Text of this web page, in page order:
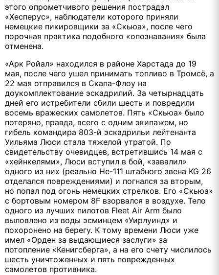
этого опрометчивого решения пострадал
«Хесперус», наблюдатели которого приняли
немецкие пикировщики за «Скьюа», после чего
порочная практика подобного «опознавания» была
отменена.
«Арк Ройал» находился в районе Харстада до 19
мая, после чего ушел принимать топливо в Тромсё, а
22 мая отправился в Скапа-Флоу на
доукомплектование эскадрилий. За четырнадцать
дней его истребители сбили шесть и повредили
восемь вражеских самолетов. Пять «Скьюа» было
потеряно, правда, всего с одним экипажем, но
гибель командира 803-й эскадрильи лейтенанта
Уильяма Люси стала тяжелой утратой. По
свидетельству очевидцев, встретившись 14 мая с
«хейнкелями», Люси вступил в бой, «завалил»
одного из них (реально He-111 штабного звена KG 26
отделался повреждениями) и погнался за вторым,
но попал под огонь немецких стрелков. Его «Скьюа»
с бортовым номером 8F взорвался в воздухе. Тело
одного из лучших пилотов Fleet Air Arm было
выловлено из воды эсминцем «Уирлуинд» и
похоронено на берегу. К тому времени Люси уже
имел «Орден за выдающиеся заслуги» за
потопление «Кенигсберга», а на его счету числилось
шесть уничтоженных и пять поврежденных
самолетов противника.